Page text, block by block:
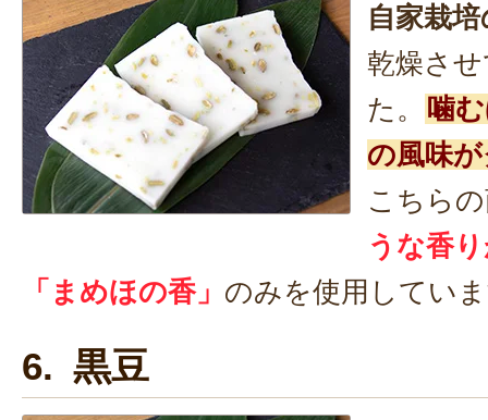
自家栽
乾燥さ
た。
噛
の風味
こちら
うな香
「まめほの香」 のみを使用してい
6. 黒豆